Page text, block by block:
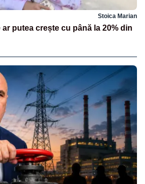
Stoica Marian
putea crește cu până la 20% din